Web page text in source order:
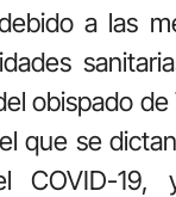
a las
obispado de
que se
COVID-